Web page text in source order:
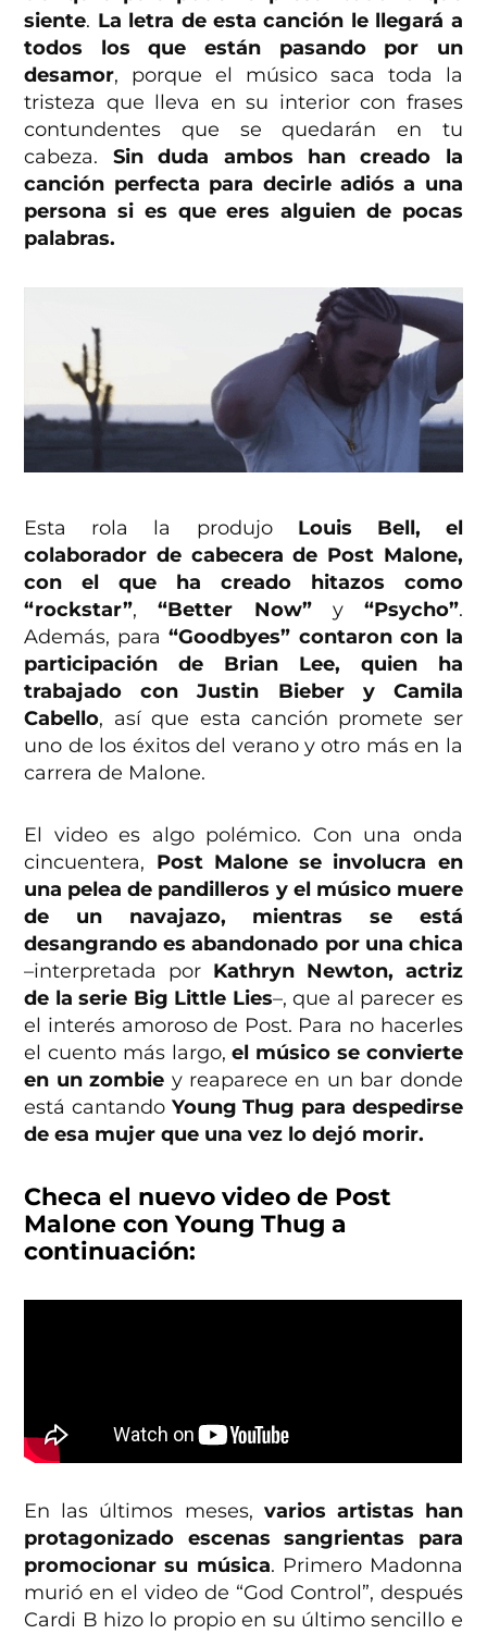
siente. La letra de esta canción le llegará a
todos los que están pasando por un
desamor, porque el músico saca toda la
tristeza que lleva en su interior con frases
contundentes que se quedarán en tu
cabeza. Sin duda ambos han creado la
canción perfecta para decirle adiós a una
persona si es que eres alguien de pocas
palabras.
Esta rola la produjo Louis Bell, el
colaborador de cabecera de Post Malone,
con el que ha creado hitazos como
“rockstar”,“Better Now”y “Psycho”.
Además, para“Goodbyes” contaron con la
participación de Brian Lee, quien ha
trabajado con Justin Bieber y Camila
Cabello, así que esta canción promete ser
uno de los éxitos del verano y otro más en la
carrera de Malone.
El video es algo polémico. Con una onda
cincuentera, Post Malone se involucra en
una pelea de pandilleros y el músico muere
de un navajazo, mientras se está
desangrando es abandonado por una chica
–interpretada por Kathryn Newton, actriz
de la serie Big Little Lies–, que al parecer es
el interés amoroso de Post. Para no hacerles
el cuento más largo,el músico se convierte
en un zombie y reaparece en un bar donde
está cantando Young Thug para despedirse
de esa mujer que una vez lo dejó morir.
Checa el nuevo video de Post
Malone con Young Thug a
continuación:
En las últimos meses, varios artistas han
protagonizado escenas sangrientas para
promocionar su música. Primero Madonna
murió en el video de “God Control”, después
Cardi B hizo lo propio en su último sencillo e